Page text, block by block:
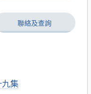
聯絡及查詢
集